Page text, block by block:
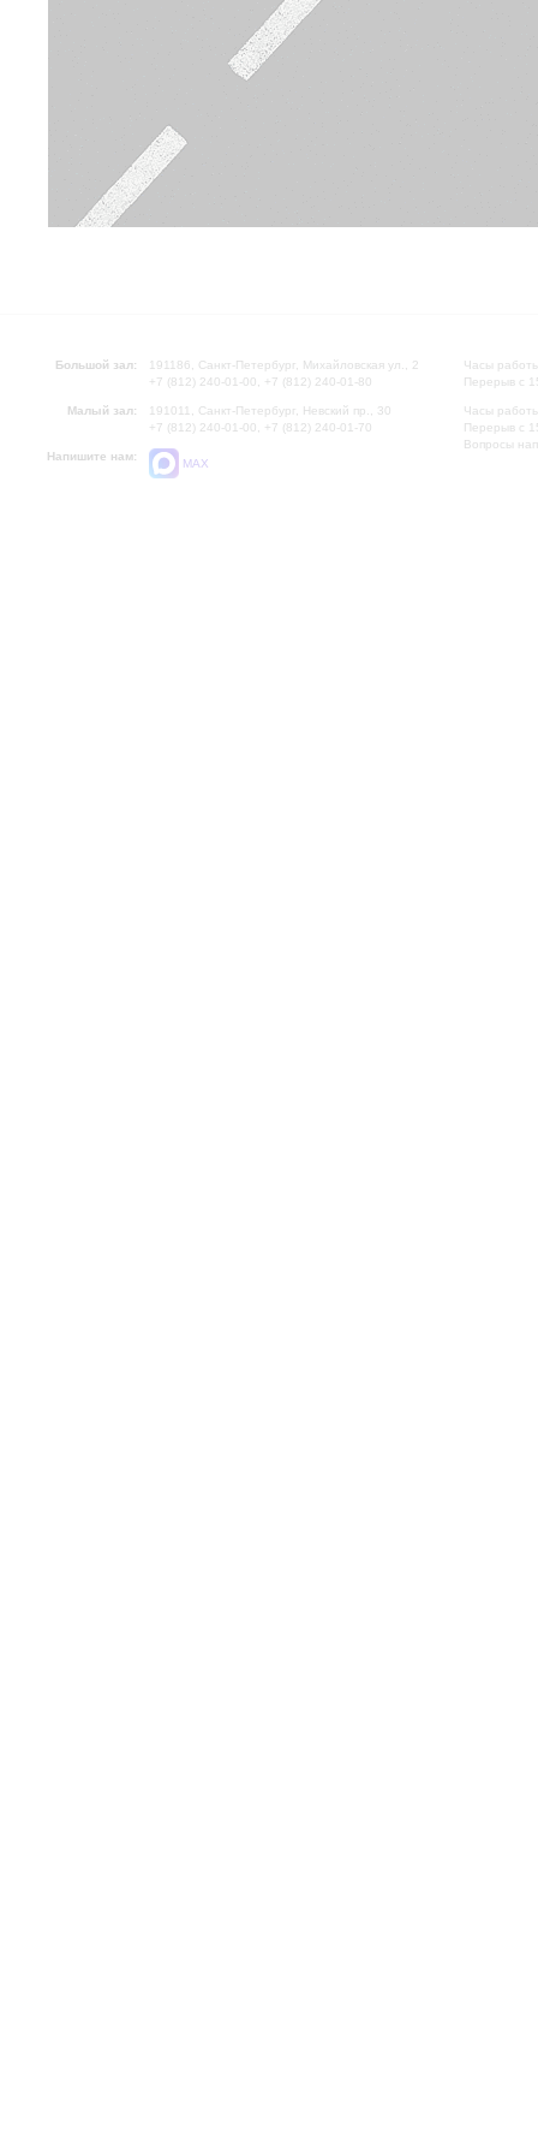
Большой зал:
191186, Санкт-Петербург, Михайловская ул., 2
+7 (812) 240-01-00, +7 (812) 240-01-80
Малый зал:
191011, Санкт-Петербург, Невский пр., 30
+7 (812) 240-01-00, +7 (812) 240-01-70
Напишите нам:
MAX
Часы
Перерыв с
Часы
Перерыв с
Вопросы